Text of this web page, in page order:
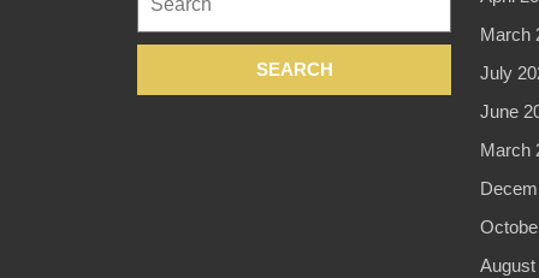
for:
March
July
June
March
August